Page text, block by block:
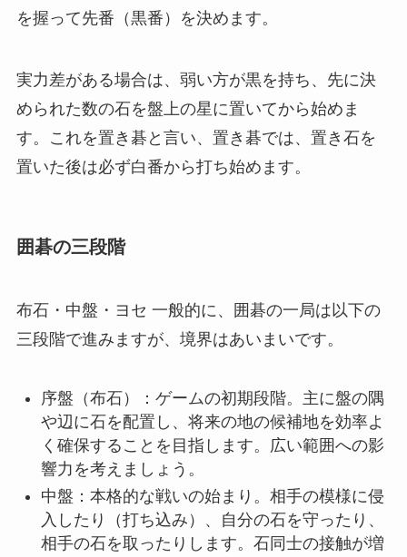
を握って先番（黒番）を決めます。
実力差がある場合は、弱い方が黒を持ち、先に決
められた数の石を盤上の星に置いてから始めま
す。これを置き碁と言い、置き碁では、置き石を
置いた後は必ず白番から打ち始めます。
囲碁の三段階
布石・中盤・ヨセ 一般的に、囲碁の一局は以下の
三段階で進みますが、境界はあいまいです。
序盤（布石）：ゲームの初期段階。主に盤の隅
や辺に石を配置し、将来の地の候補地を効率よ
く確保することを目指します。広い範囲への影
響力を考えましょう。
中盤：本格的な戦いの始まり。相手の模様に侵
入したり（打ち込み）、自分の石を守ったり、
相手の石を取ったりします。石同士の接触が増